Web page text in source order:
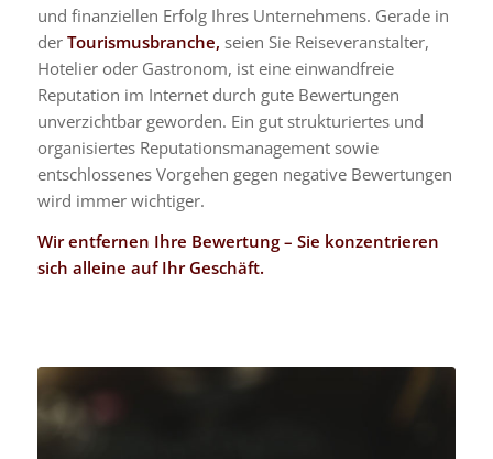
und finanziellen Erfolg Ihres Unternehmens. Gerade in
der Tourismusbranche, seien Sie Reiseveranstalter,
Hotelier oder Gastronom, ist eine einwandfreie
Reputation im Internet durch gute Bewertungen
unverzichtbar geworden. Ein gut strukturiertes und
organisiertes Reputationsmanagement sowie
entschlossenes Vorgehen gegen negative Bewertungen
wird immer wichtiger.
Wir entfernen Ihre Bewertung – Sie konzentrieren
sich alleine auf Ihr Geschäft.